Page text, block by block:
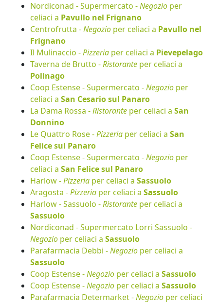
Nordiconad - Supermercato -Negozio per
celiaci a Pavullo nel Frignano
Centrofrutta -Negozio per celiaci a Pavullo nel
Frignano
Il Mulinaccio -Pizzeria per celiaci a Pievepelago
Taverna de Brutto -Ristorante per celiaci a
Polinago
Coop Estense - Supermercato -Negozio per
celiaci a San Cesario sul Panaro
La Dama Rossa -Ristorante per celiaci a San
Donnino
Le Quattro Rose -Pizzeria per celiaci a San
Felice sul Panaro
Coop Estense - Supermercato -Negozio per
celiaci a San Felice sul Panaro
Harlow -Pizzeria per celiaci a Sassuolo
Aragosta -Pizzeria per celiaci a Sassuolo
Harlow - Sassuolo -Ristorante per celiaci a
Sassuolo
Nordiconad - Supermercato Lorri Sassuolo -
Negozio per celiaci a Sassuolo
Parafarmacia Debbi -Negozio per celiaci a
Sassuolo
Coop Estense -Negozio per celiaci a Sassuolo
Coop Estense -Negozio per celiaci a Sassuolo
Parafarmacia Determarket -Negozio per celiaci